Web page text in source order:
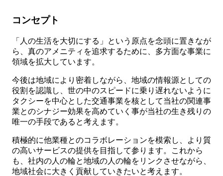
コンセプト
「人の生活を大切にする」という原点を念頭に置きなが
ら、真のアメニティを追求するために、多方面な事業に
領域を拡大しています。
今後は地域により密着しながら、地域の情報源としての
役割を認識し、世の中のスピードに乗り遅れないように
タクシーを中心とした交通事業を核として当社の関連事
業とのシナジー効果を高めていく事が当社の生き残りの
唯一の手段であると考えます。
積極的に他業種とのコラボレーションを模索し、より質
の高いサービスの提供を目指して参ります。これから
も、社内の人の輪と地域の人の輪をリンクさせながら、
地域社会に大きく貢献していきたいと考えます。